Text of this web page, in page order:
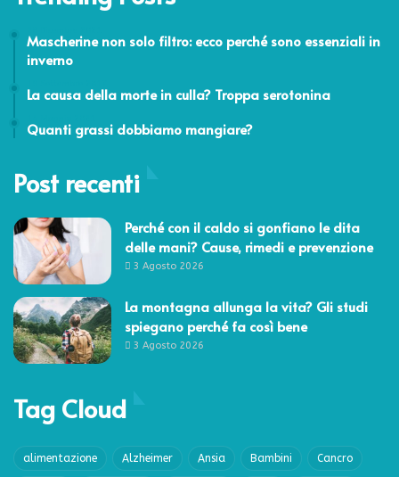
Mascherine non solo filtro: ecco perché sono essenziali in
inverno
La causa della morte in culla? Troppa serotonina
Quanti grassi dobbiamo mangiare?
Post recenti
Perché con il caldo si gonfiano le dita
delle mani? Cause, rimedi e prevenzione
3 Agosto 2026
La montagna allunga la vita? Gli studi
spiegano perché fa così bene
3 Agosto 2026
Tag Cloud
alimentazione Alzheimer Ansia Bambini Cancro